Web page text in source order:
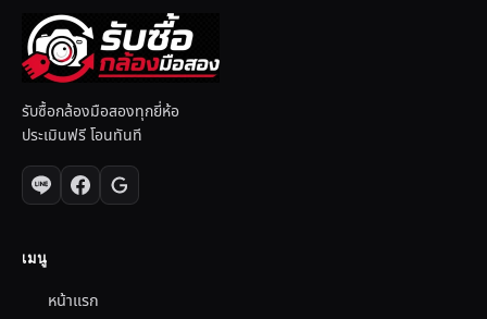
รับซื้อกล้องมือสองทุกยี่ห้อ
ประเมินฟรี โอนทันที
เมนู
หน้าแรก